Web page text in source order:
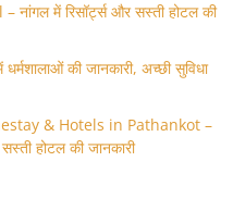
में रिसॉर्ट्स और सस्ती होटल की
की जानकारी, अच्छी सुविधा
& Hotels in Pathankot –
होटल की जानकारी